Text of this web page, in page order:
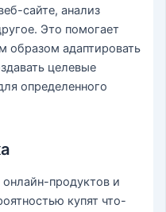
сайте, анализ
Это помогает
образом адаптировать
целевые
определенного
продуктов и
купят что-